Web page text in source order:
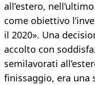
all’estero,
come obiettivo
il 2020». Una
accolto con
semilavorati
finissaggio, era una